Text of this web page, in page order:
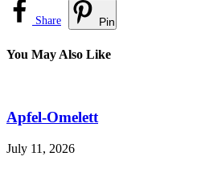
Share Pin
You May Also Like
Apfel-Omelett
July 11, 2026